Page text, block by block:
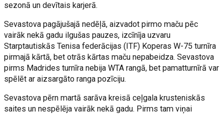
sezonā un devītais karjerā.
Sevastova pagājušajā nedēļā, aizvadot pirmo maču pēc
vairāk nekā gadu ilgušas pauzes, izcīnīja uzvaru
Starptautiskās Tenisa federācijas (ITF) Koperas W-75 turnīra
pirmajā kārtā, bet otrās kārtas maču nepabeidza. Sevastova
pirms Madrides turnīra nebija WTA rangā, bet pamatturnīrā var
spēlēt ar aizsargāto ranga pozīciju.
Sevastova pērn martā sarāva kreisā ceļgala krusteniskās
saites un nespēlēja vairāk nekā gadu. Pirms tam viņai